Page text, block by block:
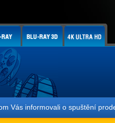
Vás informovali o spuštění